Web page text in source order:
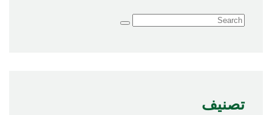
تصنيف